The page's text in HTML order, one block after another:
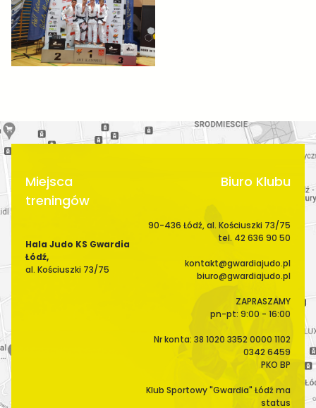
Miejsca
treningów
Hala Judo KS Gwardia
Łódź,
al. Kościuszki 73/75
Biuro Klubu
90-436 Łódź, al. Kościuszki 73/75
tel. 42 636 90 50
kontakt@gwardiajudo.pl
biuro@gwardiajudo.pl
ZAPRASZAMY
pn-pt: 9:00 - 16:00
Nr konta: 38 1020 3352 0000 1102
0342 6459
PKO BP
Klub Sportowy "Gwardia" Łódź ma
status